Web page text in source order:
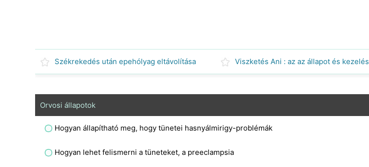
Székrekedés után epehólyag eltávolítása Viszketés Ani : az az állapot és kezelés
Orvosi állapotok
Hogyan állapítható meg, hogy tünetei hasnyálmirigy-problémák
Hogyan lehet felismerni a tüneteket, a preeclampsia